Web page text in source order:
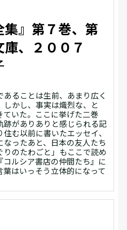
集』第７巻、第
庫、２００７
ることは生前、あまり広く
かし、事実は熾烈な、と
ていた。ここに挙げた二巻
跡がありありと感じられる記
む以前に書いたエッセイ、
なったあと、日本の友人たち
りのたわごと」もここで読め
コルシア書店の仲間たち』に
葉はいっそう立体的になって